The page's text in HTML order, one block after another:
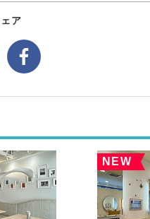
ア
NEW